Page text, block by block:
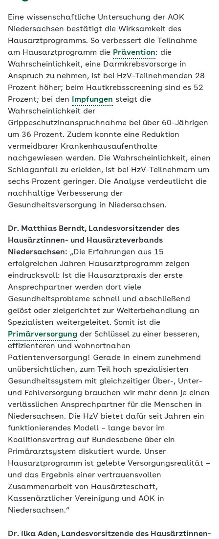
Eine wissenschaftliche Untersuchung der AOK
Niedersachsen bestätigt die Wirksamkeit des
Hausarztprogramms. So verbessert die Teilnahme
am Hausarztprogramm die Prävention: die
Wahrscheinlichkeit, eine Darmkrebsvorsorge in
Anspruch zu nehmen, ist bei HzV-​Teilnehmenden 28
Prozent höher; beim Hautkrebsscreening sind es 52
Prozent; bei den
Impfungen steigt die
Wahrscheinlichkeit der
Grippeschutzinanspruchnahme bei über 60-​Jährigen
um 36 Prozent. Zudem konnte eine Reduktion
vermeidbarer Krankenhausaufenthalte
nachgewiesen werden. Die Wahrscheinlichkeit, einen
Schlaganfall zu erleiden, ist bei HzV-​Teilnehmern um
sechs Prozent geringer. Die Analyse verdeutlicht die
nachhaltige Verbesserung der
Gesundheitsversorgung in Niedersachsen.
Dr. Matthias Berndt, Landesvorsitzender des
Hausärztinnen-​ und Hausärzteverbands
Niedersachsen: „Die Erfahrungen aus 15
erfolgreichen Jahren Hausarztprogramm zeigen
eindrucksvoll: Ist die Hausarztpraxis der erste
Ansprechpartner werden dort viele
Gesundheitsprobleme schnell und abschließend
gelöst oder zielgerichtet zur Weiterbehandlung an
Spezialisten weitergeleitet. Somit ist die
Primärversorgung der Schlüssel zu einer besseren,
effizienteren und wohnortnahen
Patientenversorgung! Gerade in einem zunehmend
unübersichtlichen, zum Teil hoch spezialisierten
Gesundheitssystem mit gleichzeitiger Über-, Unter-​
und Fehlversorgung brauchen wir mehr denn je einen
verlässlichen Ansprechpartner für die Menschen in
Niedersachsen. Die HzV bietet dafür seit Jahren ein
funktionierendes Modell – lange bevor im
Koalitionsvertrag auf Bundesebene über ein
Primärarztsystem diskutiert wurde. Unser
Hausarztprogramm ist gelebte Versorgungsrealität –
und das Ergebnis einer vertrauensvollen
Zusammenarbeit von Hausärzteschaft,
Kassenärztlicher Vereinigung und AOK in
Niedersachsen.“
Dr. Ilka Aden, Landesvorsitzende des Hausärztinnen-​